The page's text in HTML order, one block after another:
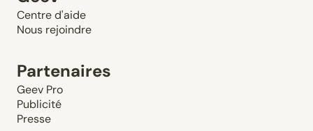
Centre d'aide
Nous rejoindre
Partenaires
Geev Pro
Publicité
Presse